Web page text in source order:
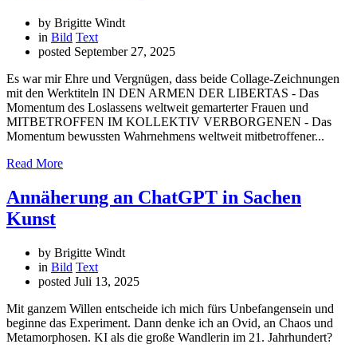
by Brigitte Windt
in Bild Text
posted September 27, 2025
Es war mir Ehre und Vergnügen, dass beide Collage-Zeichnungen
mit den Werktiteln IN DEN ARMEN DER LIBERTAS - Das
Momentum des Loslassens weltweit gemarterter Frauen und
MITBETROFFEN IM KOLLEKTIV VERBORGENEN - Das
Momentum bewussten Wahrnehmens weltweit mitbetroffener...
Read More
Annäherung an ChatGPT in Sachen
Kunst
by Brigitte Windt
in Bild Text
posted Juli 13, 2025
Mit ganzem Willen entscheide ich mich fürs Unbefangensein und
beginne das Experiment. Dann denke ich an Ovid, an Chaos und
Metamorphosen. KI als die große Wandlerin im 21. Jahrhundert?